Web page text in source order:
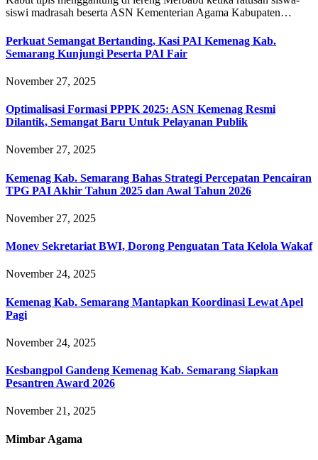
siswi madrasah beserta ASN Kementerian Agama Kabupaten…
Perkuat Semangat Bertanding, Kasi PAI Kemenag Kab.
Semarang Kunjungi Peserta PAI Fair
November 27, 2025
Optimalisasi Formasi PPPK 2025: ASN Kemenag Resmi
Dilantik, Semangat Baru Untuk Pelayanan Publik
November 27, 2025
Kemenag Kab. Semarang Bahas Strategi Percepatan Pencairan
TPG PAI Akhir Tahun 2025 dan Awal Tahun 2026
November 27, 2025
Monev Sekretariat BWI, Dorong Penguatan Tata Kelola Wakaf
November 24, 2025
Kemenag Kab. Semarang Mantapkan Koordinasi Lewat Apel
Pagi
November 24, 2025
Kesbangpol Gandeng Kemenag Kab. Semarang Siapkan
Pesantren Award 2026
November 21, 2025
Mimbar Agama